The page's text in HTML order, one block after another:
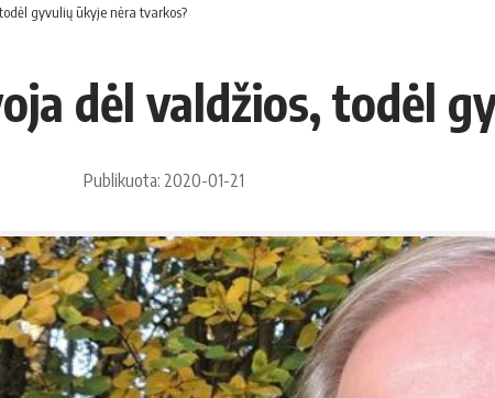
gyvulių ūkyje nėra tvarkos?
dėl valdžios, todėl
Publikuota: 2020-01-21